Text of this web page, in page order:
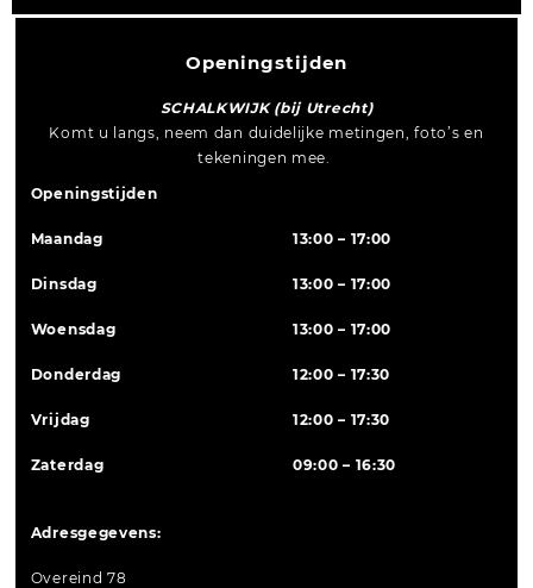
Openingstijden
SCHALKWIJK (bij Utrecht)
Komt u langs, neem dan duidelijke metingen, foto’s en
tekeningen mee.
Openingstijden
Maandag 13:00 – 17:00
Dinsdag 13:00 – 17:00
Woensdag 13:00 – 17:00
Donderdag 12:00 – 17:30
Vrijdag 12:00 – 17:30
Zaterdag 09:00 – 16:30
Adresgegevens:
Overeind 78